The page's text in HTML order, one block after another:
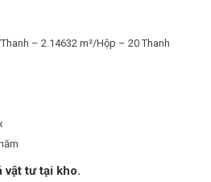
– 2.14632 m²/Hộp – 20 Thanh
vật tư tại kho.